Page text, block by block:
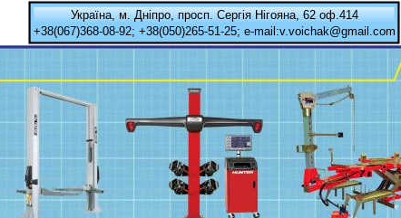
Україна, м. Дніпро, просп. Сергія Нігояна, 62 оф.414
+38(067)368-08-92; +38(050)265-51-25; e-mail:v.voichak@gmail.com